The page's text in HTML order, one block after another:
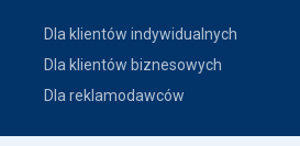
Dla klientów indywidualnych
Dla klientów biznesowych
Dla reklamodawców